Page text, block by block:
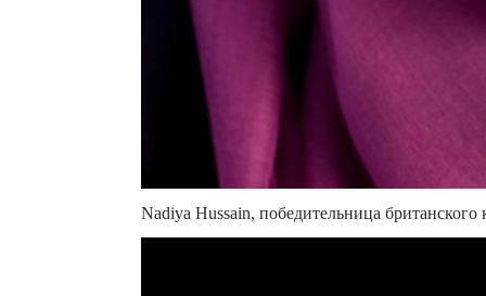
Nadiya Hussain, победительница британского